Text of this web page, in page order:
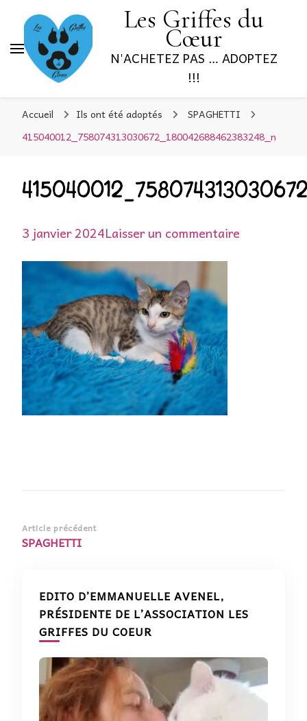
Les Griffes du
Cœur
N'ACHETEZ PAS … ADOPTEZ
!!!
Accueil Ils ont été adoptés
SPAGHETTI
415040012_758074313030672_180042688462383248_n
3 janvier 2024Laisser un commentaire
Navigation
d’article
Article précédent
SPAGHETTI
EDITO D’EMMANUELLE AVENEL,
PRÉSIDENTE DE L’ASSOCIATION LES
GRIFFES DU COEUR